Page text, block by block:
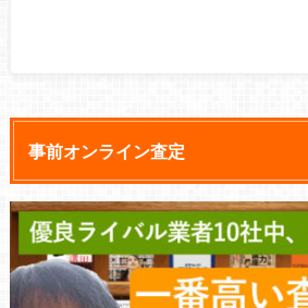
事前オンライン査定